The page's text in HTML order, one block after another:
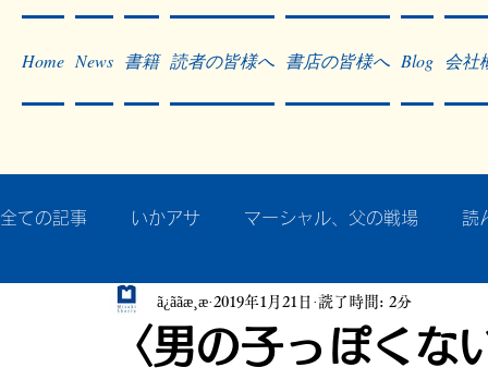
Home News 書籍 読者の皆様へ 書店の皆様へ Blog 会社
全ての記事 いかアサ マーシャル、父の戦場 読
秘蔵写真200枚でたどるアジア・太平洋戦争
〈男の子っぽくな
ã¿ããæ¸æ 2019年1月21日 読了時間: 2分